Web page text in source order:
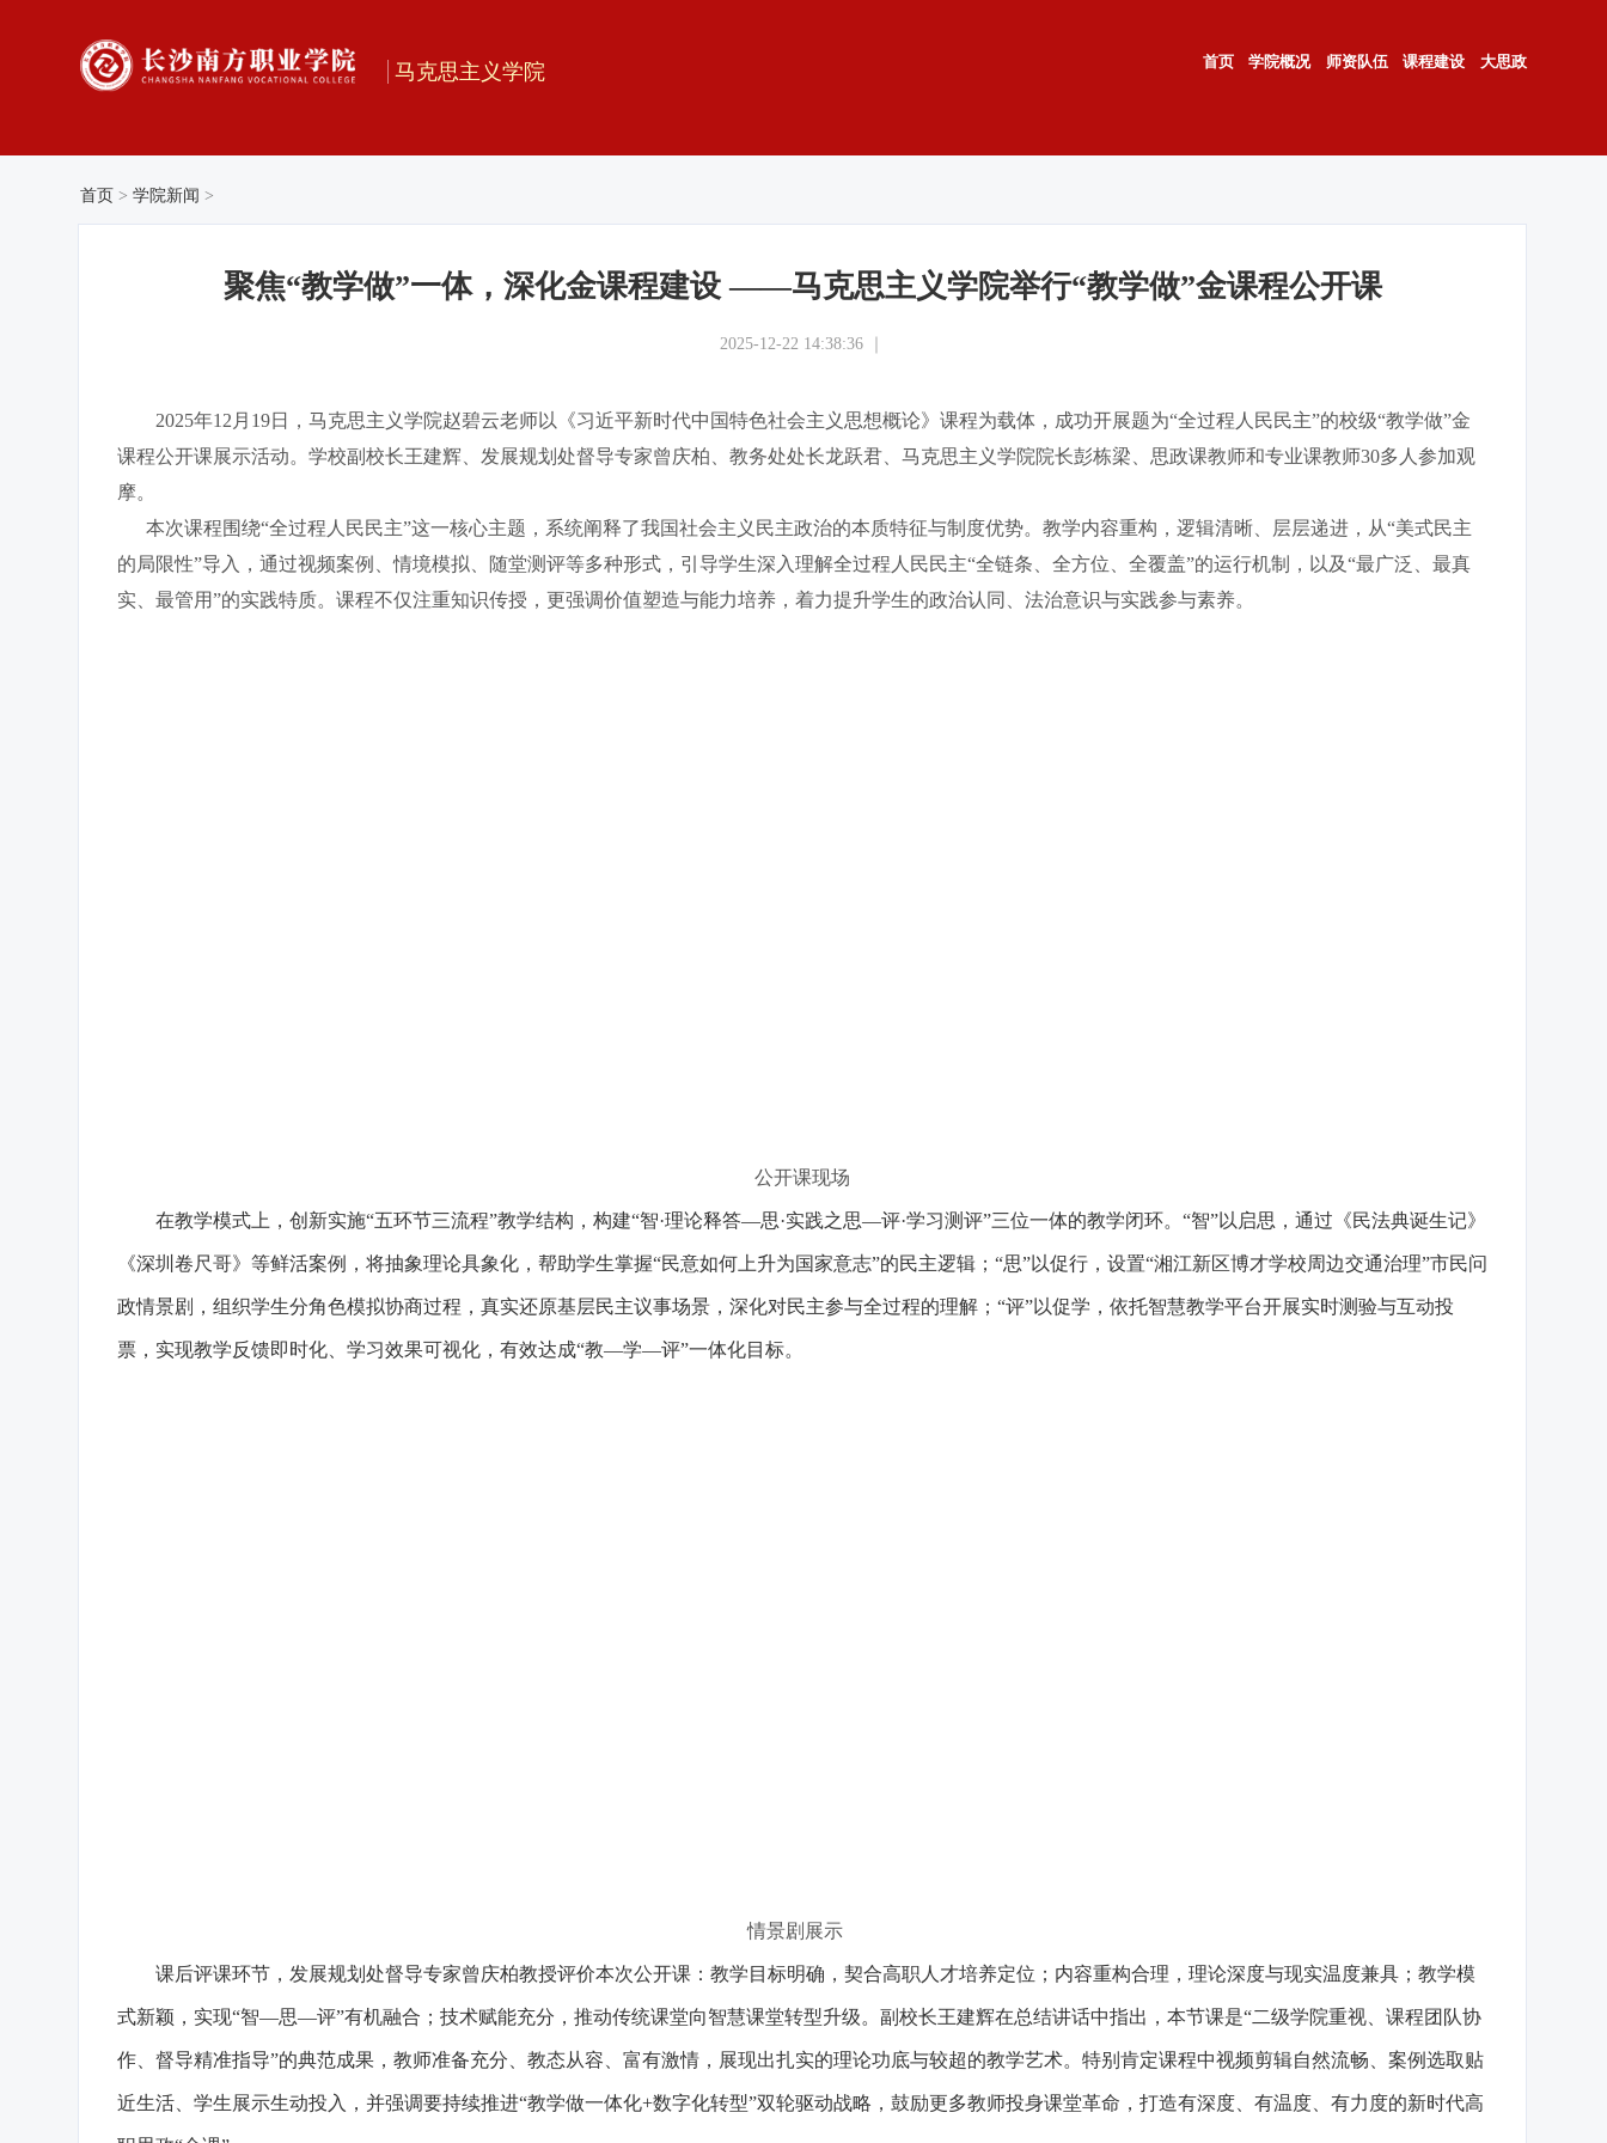
马克思主义学院 大思政
课程建设
师资队伍
学院概况
首页
首页 >学院新闻 >
聚焦“教学做”一体，深化金课程建设 ——马克思主义学院举行“教学做”金课程公开课
2025-12-22 14:38:36 ｜
2025年12月19日，马克思主义学院赵碧云老师以《习近平新时代中国特色社会主义思想概论》课程为载体，成功开展题为“全过程人民民主”的校级“教学做”金
课程公开课展示活动。学校副校长王建辉、发展规划处督导专家曾庆柏、教务处处长龙跃君、马克思主义学院院长彭栋梁、思政课教师和专业课教师30多人参加观
摩。
本次课程围绕“全过程人民民主”这一核心主题，系统阐释了我国社会主义民主政治的本质特征与制度优势。教学内容重构，逻辑清晰、层层递进，从“美式民主
的局限性”导入，通过视频案例、情境模拟、随堂测评等多种形式，引导学生深入理解全过程人民民主“全链条、全方位、全覆盖”的运行机制，以及“最广泛、最真
实、最管用”的实践特质。课程不仅注重知识传授，更强调价值塑造与能力培养，着力提升学生的政治认同、法治意识与实践参与素养。
公开课现场
在教学模式上，创新实施“五环节三流程”教学结构，构建“智·理论释答—思·实践之思—评·学习测评”三位一体的教学闭环。“智”以启思，通过《民法典诞生记》
《深圳卷尺哥》等鲜活案例，将抽象理论具象化，帮助学生掌握“民意如何上升为国家意志”的民主逻辑；“思”以促行，设置“湘江新区博才学校周边交通治理”市民问
政情景剧，组织学生分角色模拟协商过程，真实还原基层民主议事场景，深化对民主参与全过程的理解；“评”以促学，依托智慧教学平台开展实时测验与互动投
票，实现教学反馈即时化、学习效果可视化，有效达成“教—学—评”一体化目标。
情景剧展示
课后评课环节，发展规划处督导专家曾庆柏教授评价本次公开课：教学目标明确，契合高职人才培养定位；内容重构合理，理论深度与现实温度兼具；教学模
式新颖，实现“智—思—评”有机融合；技术赋能充分，推动传统课堂向智慧课堂转型升级。副校长王建辉在总结讲话中指出，本节课是“二级学院重视、课程团队协
作、督导精准指导”的典范成果，教师准备充分、教态从容、富有激情，展现出扎实的理论功底与较超的教学艺术。特别肯定课程中视频剪辑自然流畅、案例选取贴
近生活、学生展示生动投入，并强调要持续推进“教学做一体化+数字化转型”双轮驱动战略，鼓励更多教师投身课堂革命，打造有深度、有温度、有力度的新时代高